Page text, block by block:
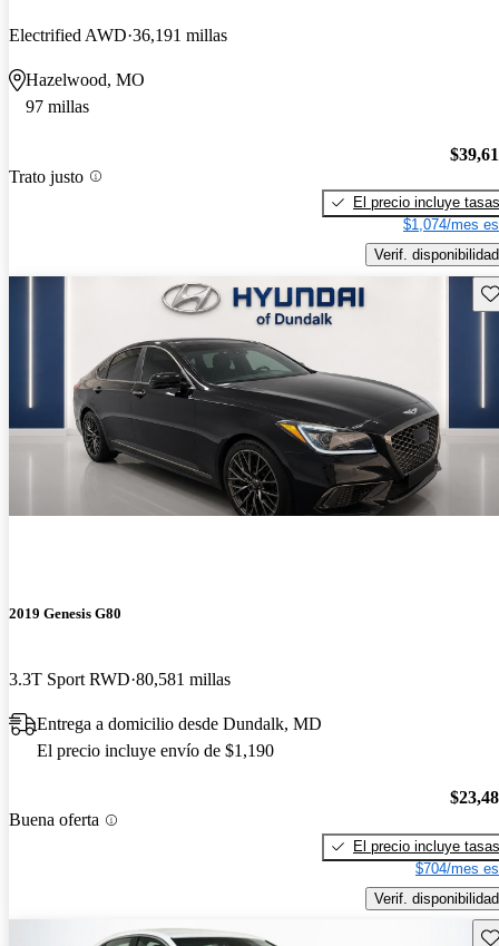
Electrified AWD 36,191 millas
Hazelwood, MO
97 millas
Trato justo
El precio incluye tasas
$1,074/mes
Verif. disponibilidad
2019 Genesis G80
3.3T Sport RWD 80,581 millas
Entrega a domicilio desde Dundalk, MD
El precio incluye envío de $1,190
Buena oferta
El precio incluye tasas
$704/mes
Verif. disponibilidad